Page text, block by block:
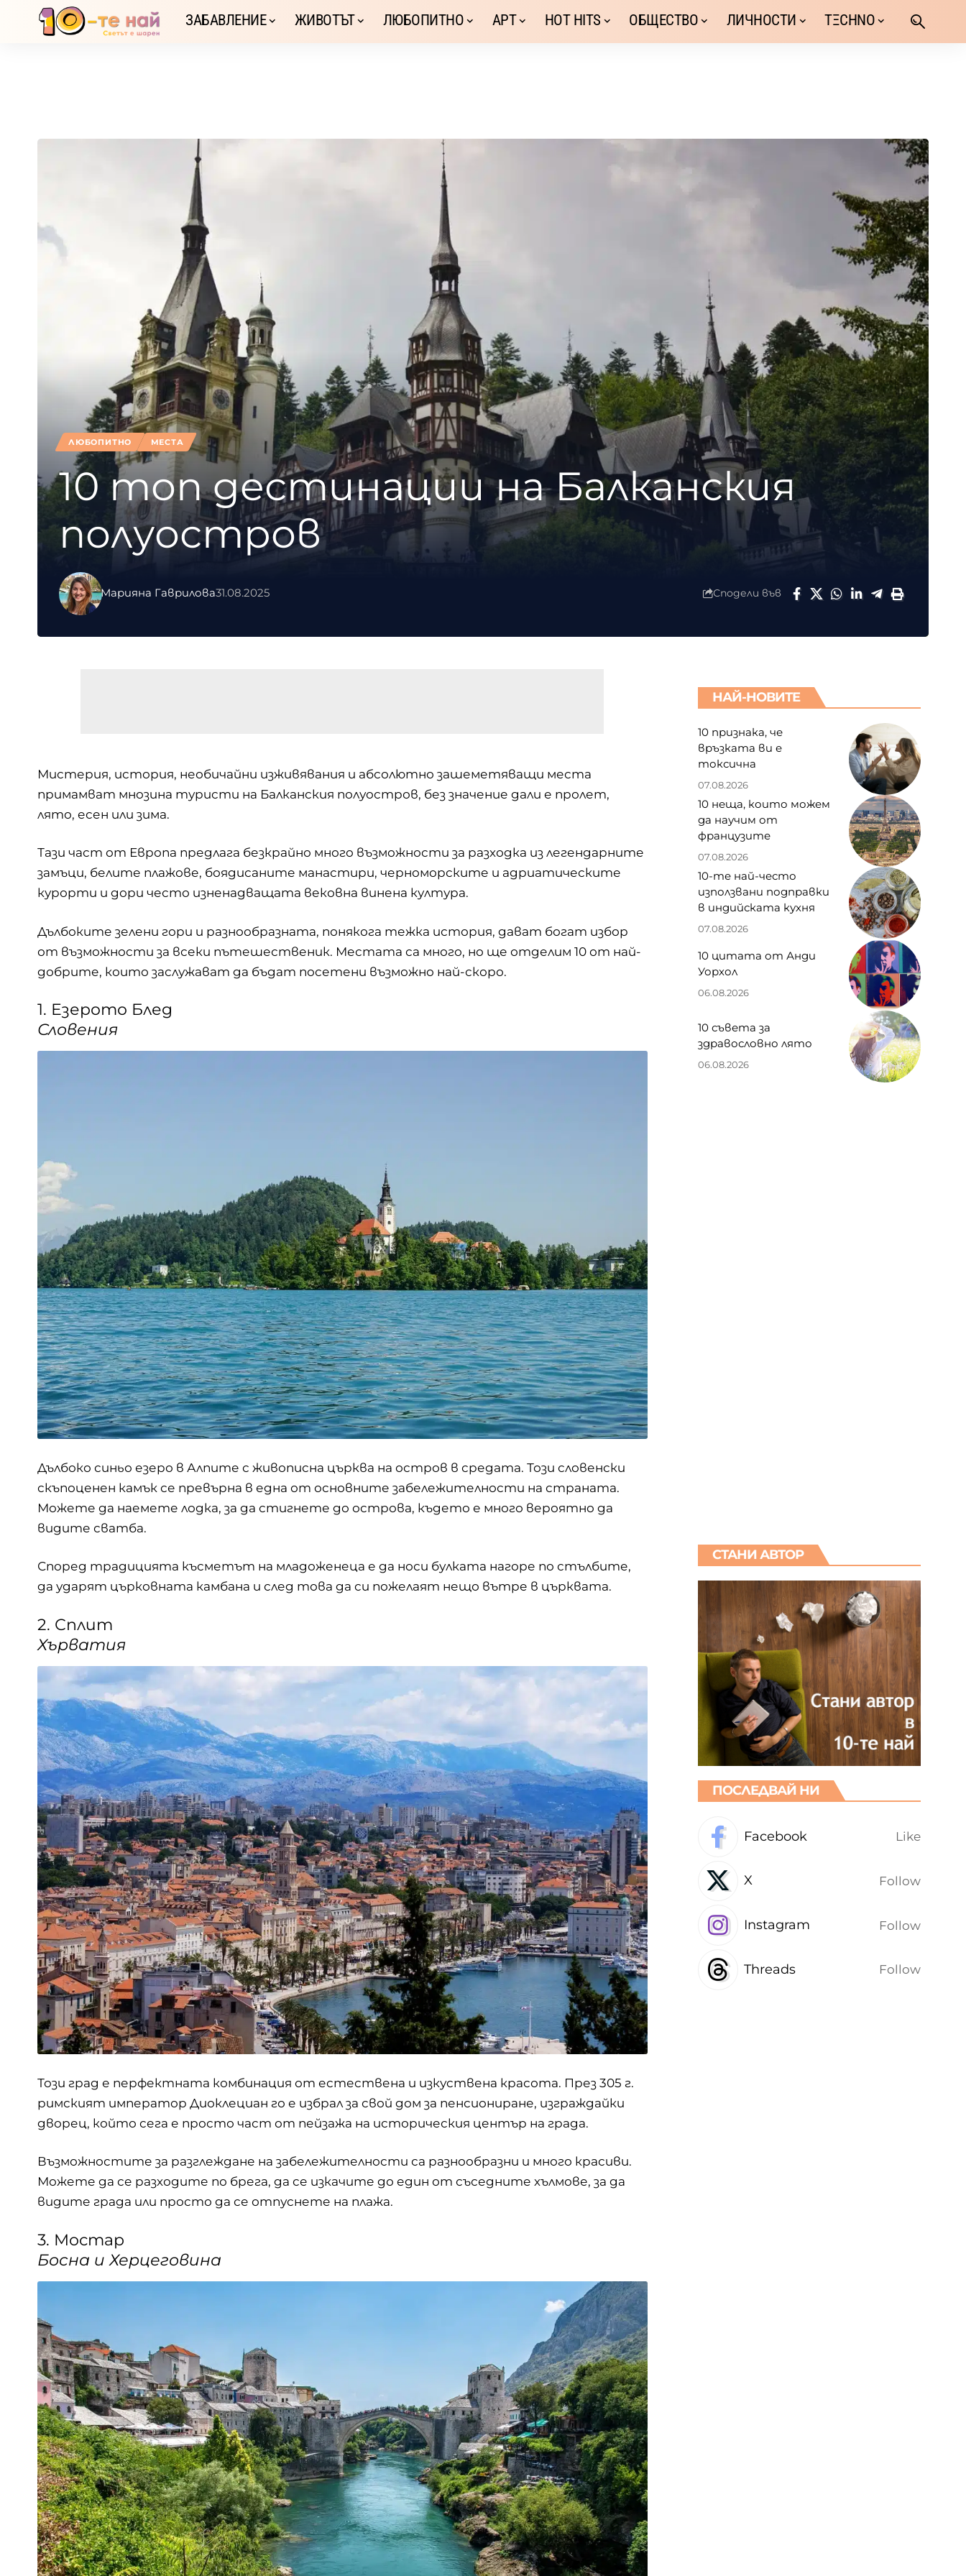
ЗАБАВЛЕНИЕ ЖИВОТЪТ ЛЮБОПИТНО АРТ HOT HITS ОБЩЕСТВО ЛИЧНОСТИ TΞCHNO
ЛЮБОПИТНО МЕСТА
10 топ дестинации на Балканския
полуостров
Марияна Гаврилова31.08.2025 Сподели във
Мистерия, история, необичайни изживявания и абсолютно зашеметяващи места
примамват мнозина туристи на Балканския полуостров, без значение дали е пролет,
лято, есен или зима.
Тази част от Европа предлага безкрайно много възможности за разходка из легендарните
замъци, белите плажове, боядисаните манастири, черноморските и адриатическите
курорти и дори често изненадващата вековна винена култура.
Дълбоките зелени гори и разнообразната, понякога тежка история, дават богат избор
от възможности за всеки пътешественик. Местата са много, но ще отделим 10 от най-
добрите, които заслужават да бъдат посетени възможно най-скоро.
1. Езерото Блед
Словения
Дълбоко синьо езеро в Алпите с живописна църква на остров в средата. Този словенски
скъпоценен камък се превърна в една от основните забележителности на страната.
Можете да наемете лодка, за да стигнете до острова, където е много вероятно да
видите сватба.
Според традицията късметът на младоженеца е да носи булката нагоре по стълбите,
да ударят църковната камбана и след това да си пожелаят нещо вътре в църквата.
2. Сплит
Хърватия
Този град е перфектната комбинация от естествена и изкуствена красота. През 305 г.
римският император Диоклециан го е избрал за свой дом за пенсиониране, изграждайки
дворец, който сега е просто част от пейзажа на историческия център на града.
Възможностите за разглеждане на забележителности са разнообразни и много красиви.
Можете да се разходите по брега, да се изкачите до един от съседните хълмове, за да
видите града или просто да се отпуснете на плажа.
3. Мостар
Босна и Херцеговина
НАЙ-НОВИТЕ
10 признака, че
връзката ви е
токсична
07.08.2026
10 неща, които можем
да научим от
французите
07.08.2026
10-те най-често
използвани подправки
в индийската кухня
07.08.2026
10 цитата от Анди
Уорхол
06.08.2026
10 съвета за
здравословно лято
06.08.2026
СТАНИ АВТОР
ПОСЛЕДВАЙ НИ
Facebook Like
X Follow
Instagram Follow
Threads Follow